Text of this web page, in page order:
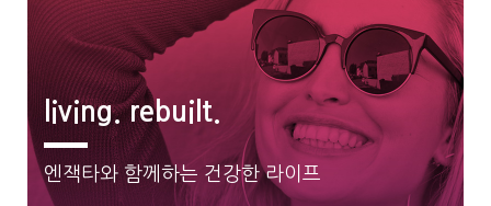
living. rebuilt.
엔잭타와 함께하는 건강한 라이프